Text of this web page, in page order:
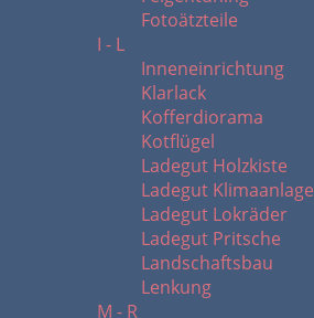
Fotoätzteile
I - L
Inneneinrichtung
Klarlack
Kofferdiorama
Kotflügel
Ladegut Holzkiste
Ladegut Klimaanlage
Ladegut Lokräder
Ladegut Pritsche
Landschaftsbau
Lenkung
M - R